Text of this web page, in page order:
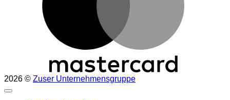
2026 © Zuser Unternehmensgruppe